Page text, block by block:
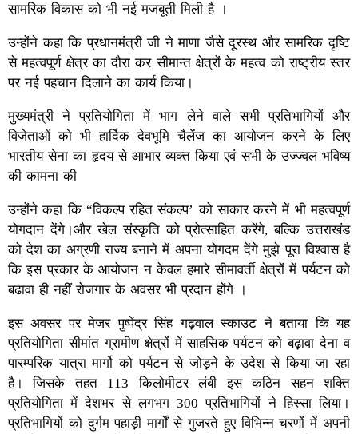
सामरिक विकास को भी नई मजबूती मिली है ।
उन्होंने कहा कि प्रधानमंत्री जी ने माणा जैसे दूरस्थ और सामरिक दृष्टि
से महत्वपूर्ण क्षेत्र का दौरा कर सीमान्त क्षेत्रों के महत्व को राष्ट्रीय स्तर
पर नई पहचान दिलाने का कार्य किया।
मुख्यमंत्री ने प्रतियोगिता में भाग लेने वाले सभी प्रतिभागियों और
विजेताओं को भी हार्दिक देवभूमि चैलेंज का आयोजन करने के लिए
भारतीय सेना का हृदय से आभार व्यक्त किया एवं सभी के उज्ज्वल भविष्य
की कामना की
उन्होंने कहा कि “विकल्प रहित संकल्प’ को साकार करने में भी महत्वपूर्ण
योगदान देंगे।और खेल संस्कृति को प्रोत्साहित करेंगे, बल्कि उत्तराखंड
को देश का अग्रणी राज्य बनाने में अपना योगदम देंगे मुझे पूरा विश्वास है
कि इस प्रकार के आयोजन न केवल हमारे सीमावर्ती क्षेत्रों में पर्यटन को
बढावा ही नहीं रोजगार के अवसर भी प्रदान होंगे ।
इस अवसर पर मेजर पुष्पेंद्र सिंह गढ़वाल स्काउट ने बताया कि यह
प्रतियोगिता सीमांत ग्रामीण क्षेत्रों में साहसिक पर्यटन को बढ़ावा देना व
पारम्परिक यात्रा मार्गो को पर्यटन से जोड़ने के उदेश से किया जा रहा
है। जिसके तहत 113 किलोमीटर लंबी इस कठिन सहन शक्ति
प्रतियोगिता में देशभर से लगभग 300 प्रतिभागियों ने हिस्सा लिया।
प्रतिभागियों को दुर्गम पहाड़ी मार्गों से गुजरते हुए विभिन्न चरणों में अपनी